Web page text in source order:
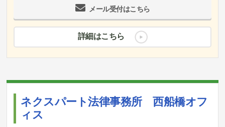
メール受付はこちら
詳細はこちら
ネクスパート法律事務所 西船橋オフ
ィス